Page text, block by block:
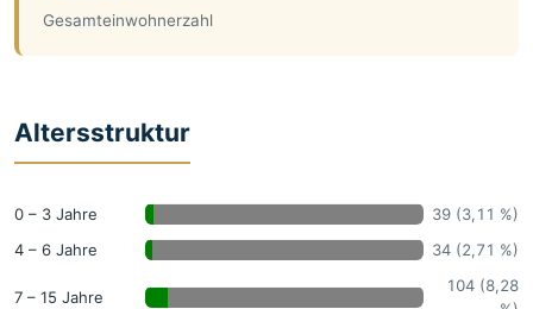
Gesamteinwohnerzahl
Altersstruktur
0 – 3 Jahre
39 (3,11 %)
4 – 6 Jahre
34 (2,71 %)
7 – 15 Jahre
104 (8,28